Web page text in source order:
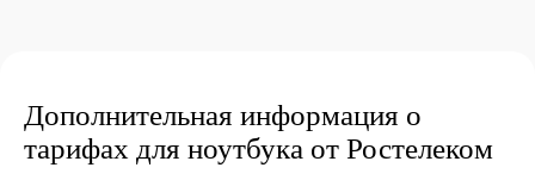
Дополнительная информация о
тарифах для ноутбука от Ростелеком